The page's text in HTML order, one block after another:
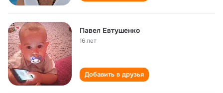
Павел Евтушенко
16 лет
Добавить в друзья